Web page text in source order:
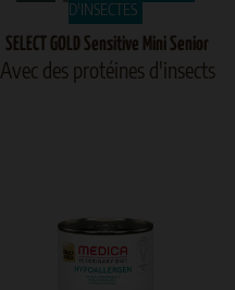
D'INSECTES
SELECT GOLD Sensitive Mini Senior
Avec des protéines d'insects